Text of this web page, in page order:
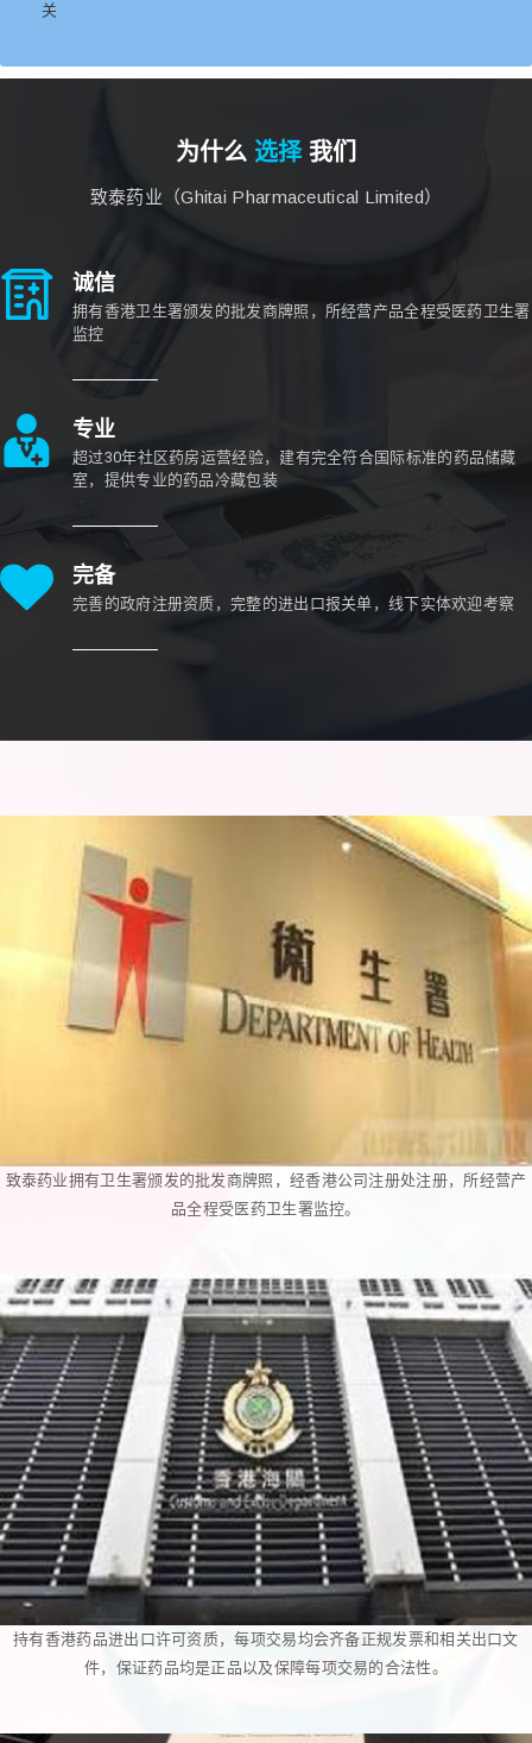
关
为什么 选择我们
致泰药业（Ghitai Pharmaceutical Limited）
诚信
拥有香港卫生署颁发的批发商牌照，所经营产品全程受医药卫生署
监控
专业
超过30年社区药房运营经验，建有完全符合国际标准的药品储藏
室，提供专业的药品冷藏包装
完备
完善的政府注册资质，完整的进出口报关单，线下实体欢迎考察
致泰药业拥有卫生署颁发的批发商牌照，经香港公司注册处注册，所经营产
品全程受医药卫生署监控。
持有香港药品进出口许可资质，每项交易均会齐备正规发票和相关出口文
件，保证药品均是正品以及保障每项交易的合法性。